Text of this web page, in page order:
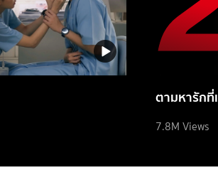
ตามหารักที่
7.8M Views